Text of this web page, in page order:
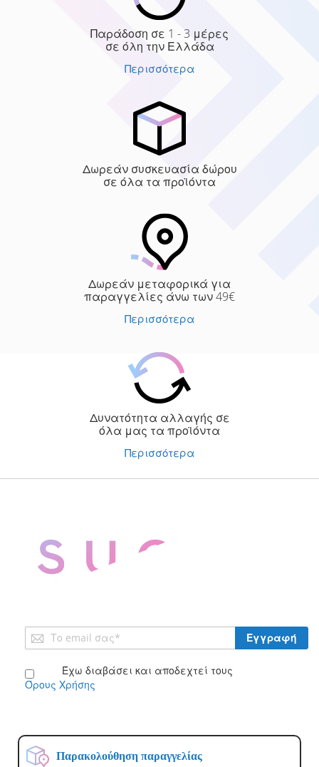
Παράδοση σε 1 - 3 μέρες
σε όλη την Ελλάδα
Περισσότερα
Δωρεάν συσκευασία δώρου
σε όλα τα προϊόντα
Δωρεάν μεταφορικά για
παραγγελίες άνω των 49€
Περισσότερα
Δυνατότητα αλλαγής σε
όλα μας τα προϊόντα
Περισσότερα
Παρακολούθηση παραγγελίας
Εγγραφή
στο
Δελτίο: Έχω διαβάσει και αποδεχτεί τους
Όρους Χρήσης
Εγγραφή